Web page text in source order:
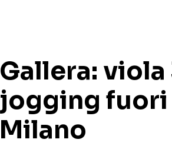
Gallera:
jogging fuori
Milano